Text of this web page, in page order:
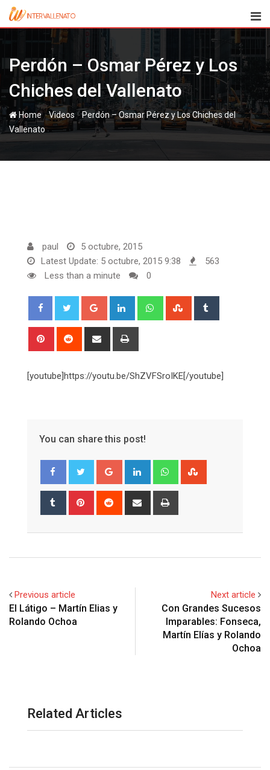
Skip
Perdón – Osmar Pérez y Los
Chiches del Vallenato
Home-Videos-Perdón – Osmar Pérez y Los Chiches del
Vallenato
paul
5 octubre, 2015
Latest Update: 5 octubre, 2015 9:38
563
Less than a minute
0
Google+ LinkedIn WhatsappStumbleUpon
Pinterest Reddit
Share
[youtube]https://youtu.be/ShZVFSroIKE[/youtube]
You can share this post!
Google+ LinkedIn Whatsapp
Tumblr Pinterest Reddit
Share
Previous article
El Látigo – Martín Elias y
Rolando Ochoa
Next article
Con Grandes Sucesos
Imparables: Fonseca,
Martín Elías y Rolando
Ochoa
Related Articles